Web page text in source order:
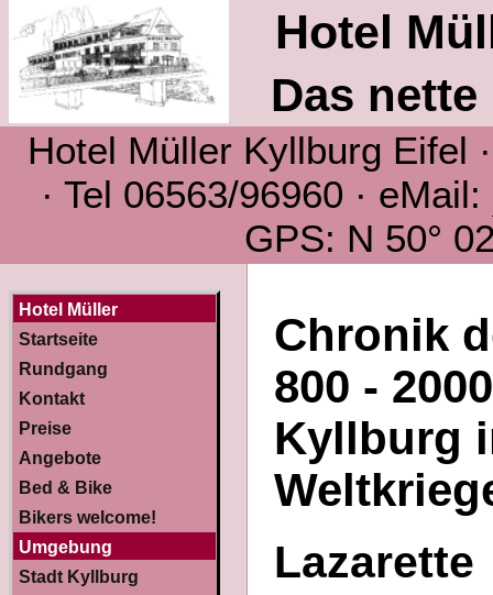
Hotel
Das
Hotel Müller Kyllburg Eifel
· Tel 06563/96960 · eMail:
GPS: N 50°
Hotel Müller
Startseite
Rundgang
Kontakt
Preise
Angebote
Bed & Bike
Bikers welcome!
Umgebung
Stadt Kyllburg
Chronik
800 - 2000
Kyllburg
Lazarette